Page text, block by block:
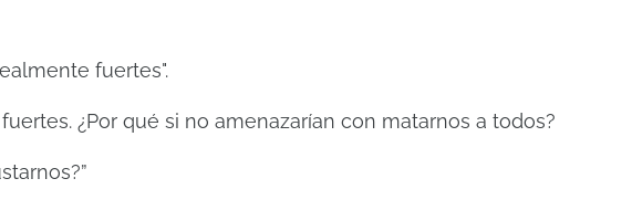
fuertes".
¿Por qué si no amenazarían con matarnos a todos?